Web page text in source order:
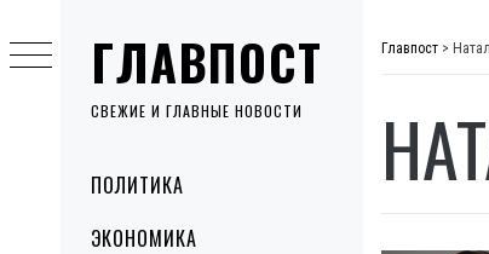
ГЛАВПОСТ
СВЕЖИЕ И ГЛАВНЫЕ НОВОСТИ
MenuПОЛИТИКА
ЭКОНОМИКА
to
content
Главпост >